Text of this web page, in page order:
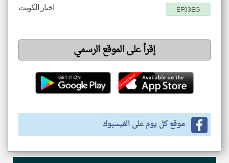
اخبار الكويت EF93EG
إقرأ على الموقع الرسمي
موقع كل يوم على الفيسبوك